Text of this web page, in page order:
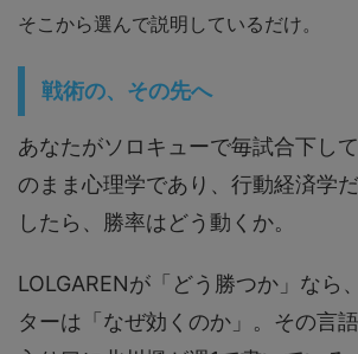
そこから選んで説明しているだけ。
戦術の、その先へ
あなたがソロキューで毎試合下し
のまま心理学であり、行動経済学
したら、勝率はどう動くか。
LOLGARENが「どう勝つか」なら
ターは「なぜ効くのか」。その言